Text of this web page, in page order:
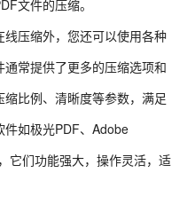
文件的压缩。
压缩外，您还可以使用各种
常提供了更多的压缩选项和
比例、清晰度等参数，满足
如极光PDF、Adobe
它们功能强大，操作灵活，适